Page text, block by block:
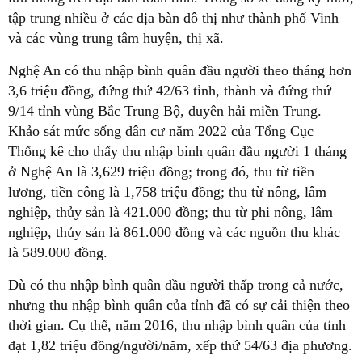
tập trung nhiều ở các địa bàn đô thị như thành phố Vinh
và các vùng trung tâm huyện, thị xã.
Nghệ An có thu nhập bình quân đầu người theo tháng hơn
3,6 triệu đồng, đứng thứ 42/63 tỉnh, thành và đứng thứ
9/14 tỉnh vùng Bắc Trung Bộ, duyên hải miền Trung.
Khảo sát mức sống dân cư năm 2022 của Tổng Cục
Thống kê cho thấy thu nhập bình quân đầu người 1 tháng
ở Nghệ An là 3,629 triệu đồng; trong đó, thu từ tiền
lương, tiền công là 1,758 triệu đồng; thu từ nông, lâm
nghiệp, thủy sản là 421.000 đồng; thu từ phi nông, lâm
nghiệp, thủy sản là 861.000 đồng và các nguồn thu khác
là 589.000 đồng.
Dù có thu nhập bình quân đầu người thấp trong cả nước,
nhưng thu nhập bình quân của tỉnh đã có sự cải thiện theo
thời gian. Cụ thể, năm 2016, thu nhập bình quân của tỉnh
đạt 1,82 triệu đồng/người/năm, xếp thứ 54/63 địa phương.